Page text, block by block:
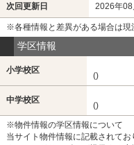
次回更新日 2026年08
※各種情報と差異がある場合は現
学区情報
小学校区
()
中学校区
()
※物件情報の学区情報について
当サイト物件情報に記載されて